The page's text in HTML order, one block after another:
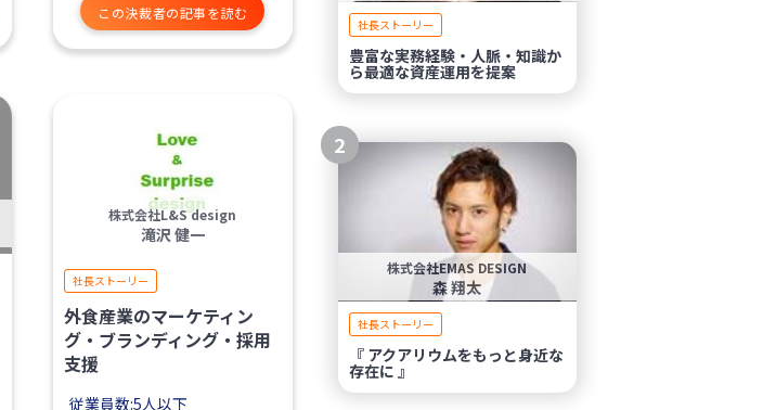
この決裁者の記事を読む
株式会社L&S design
滝沢 健一
社長ストーリー
外食産業のマーケティン
グ・ブランディング・採用
支援
従業員数:5人以下
社長ストーリー
豊富な実務経験・人脈・知識か
ら最適な資産運用を提案
2
株式会社EMAS DESIGN
森 翔太
社長ストーリー
『 アクアリウムをもっと身近な
存在に 』